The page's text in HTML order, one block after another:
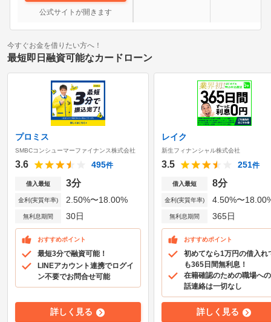
公式サイトが開きます
今すぐお金を借りたい方へ！
最短即日融資可能なカードローン
プロミス
SMBCコンシューマーファイナンス株式会社
3.6 495件
借入最短 3分
金利(実質年率) 2.50%〜18.00%
無利息期間 30日
おすすめポイント
最短3分で融資可能！
LINEアカウント連携でログイ
ン不要でお問合せ可能
詳しく見る
レイク
新生フィナンシャル株式会社
3.5 251件
借入最短 8分
金利(実質年率) 4.50%〜
無利息期間 365日
おすすめポイント
初めてなら1万円の借入れ
も365日間無利息！
在籍確認のための職場へ
話連絡は一切なし
詳しく見る